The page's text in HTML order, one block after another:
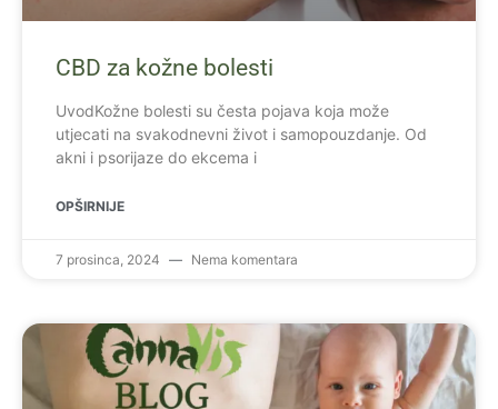
CBD za kožne bolesti
UvodKožne bolesti su česta pojava koja može
utjecati na svakodnevni život i samopouzdanje. Od
akni i psorijaze do ekcema i
OPŠIRNIJE
7 prosinca, 2024 Nema komentara